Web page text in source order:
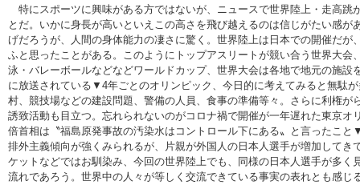
特にスポーツに興味がある方ではないが、ニュースで世界陸上・走高跳
とだ。いかに身長が高いといえこの高さを飛び越えるのは信じがたい感が
げだろうが、人間の身体能力の凄さに驚く。世界陸上は日本での開催だ
ふと思ったことがある。このようにトップアスリートが競い合う世界大会
泳・バレーボールなどなどワールドカップ、世界大会は各地で地元の施設
に放送されている▼4年ごとのオリンピック、今日的に考えてみると無駄
村、競技場などの建設問題、警備の人員、食事の準備等々。さらに利権が
誘致活動も目立つ。忘れられないのがコロナ禍で開催が一年遅れた東京オ
倍首相は〝福島原発事故の汚染水はコントロール下にある〟と言ったこ
排外主義傾向が強くみられるが、片親が外国人の日本人選手が増加してき
ケットなどではお馴染み、今回の世界陸上でも、同様の日本人選手が多く
流れであろう。世界中の人々が等しく交流できている事実の表れとも感じ